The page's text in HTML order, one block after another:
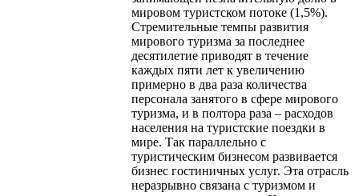
мировом туристском потоке (1,5%).
Стремительные темпы развития
мирового туризма за последнее
десятилетие приводят в течение
каждых пяти лет к увеличению
примерно в два раза количества
персонала занятого в сфере мирового
туризма, и в полтора раза – расходов
населения на туристские поездки в
мире. Так параллельно с
туристическим бизнесом развивается
бизнес гостиничных услуг. Эта отрасль
неразрывно связана с туризмом и